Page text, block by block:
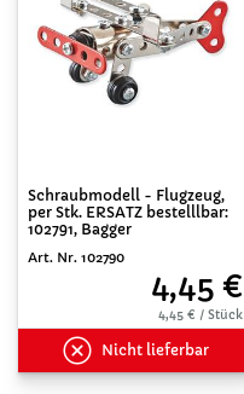
Schraubmodell - Flugzeug,
per Stk. ERSATZ bestelllbar:
102791, Bagger
Art. Nr. 102790
4,45 €
4,45 € / Stück
Nicht lieferbar